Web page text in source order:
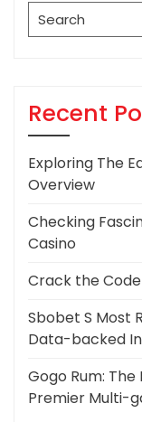
Search
for:
Recent
Exploring The
Overview
Checking
Casino
Crack the
Sbobet S Most
Data-backed
Gogo Rum: The
Premier Multi-